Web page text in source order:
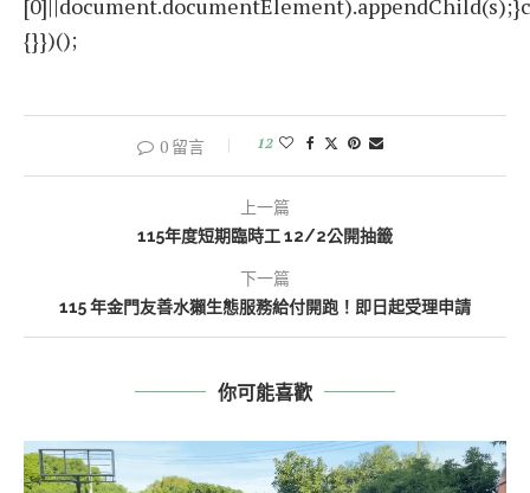
{}})();
0 留言 12
上一篇
115年度短期臨時工 12/2公開抽籤
下一篇
115 年金門友善水獺生態服務給付開跑！即日起受理申請
你可能喜歡